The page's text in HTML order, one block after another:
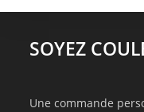
SOYEZ
Une commande